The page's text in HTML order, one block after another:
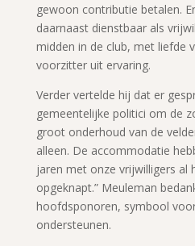
gewoon contributie betalen.
daarnaast dienstbaar als
midden in de club, met liefde
voorzitter uit ervaring.
Verder vertelde hij dat er
gemeentelijke politici om de
groot onderhoud van de
alleen. De accommodatie
jaren met onze vrijwilligers al
opgeknapt.” Meuleman
hoofdsponoren, symbool
ondersteunen.